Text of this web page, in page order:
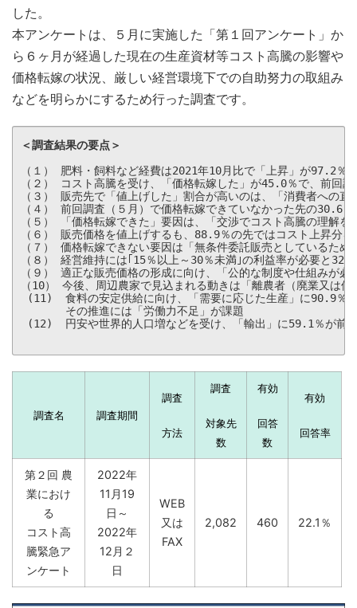
した。
本アンケートは、５月に実施した「第１回アンケート」か
ら６ヶ月が経過した現在の生産資材等コスト高騰の影響や
価格転嫁の状況、厳しい経営環境下での自助努力の取組み
などを明らかにするため行った調査です。
＜調査結果の要点＞
（１） 肥料・飼料など経費は2021年10月比で「上昇」が97.2％
（２） コスト高騰を受け、「価格転嫁した」が45.0％で、前回
（３） 販売先で「値上げした」割合が高いのは、「消費者への直
（４） 前回調査（５月）で価格転嫁できていなかった先の30.6
（５） 「価格転嫁できた」要因は、「交渉でコスト高騰の理解を
（６） 販売価格を値上げするも、88.9％の先ではコスト上昇分
（７） 価格転嫁できない要因は「無条件委託販売としているため
（８） 経営維持には｢15％以上～30％未満｣の利益率が必要と
（９） 適正な販売価格の形成に向け、「公的な制度や仕組みが
（10） 今後、周辺農家で見込まれる動きは「離農者（廃業又は
(11)  食料の安定供給に向け、「需要に応じた生産」に90.9％
       その推進には「労働力不足」が課題
(12)  円安や世界的人口増などを受け、「輸出」に59.1％が前
調査名 調査期間
調査
方法
調査
対象先
数
有効
回答
数
有効
回答率
第２回 農
業におけ
る
コスト高
騰緊急ア
ンケート
2022年
11月19
日～
2022年
12月２
日
WEB
又は
FAX
2,082 460 22.1％